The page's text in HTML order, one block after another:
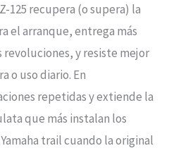
125 recupera (o supera) la
el arranque, entrega más
revoluciones, y resiste mejor
o uso diario. En
repetidas y extiende la
que más instalan los
trail cuando la original